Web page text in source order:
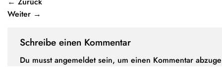
Weiter →
Schreibe einen Kommentar
Du musstangemeldetsein, um einen Kommentar